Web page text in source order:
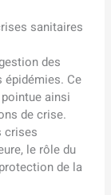
sanitaires
des
épidémies. Ce
ainsi
de crise.
crises
le rôle du
de la